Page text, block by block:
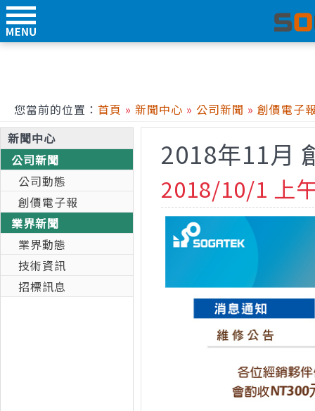
您當前的位置： 首頁 » 新聞中心 » 公司新聞 » 創價電子
新聞中心
公司新聞
公司動態
創價電子報
業界新聞
業界動態
技術資訊
招標訊息
2018年11月
2018/10/1 上